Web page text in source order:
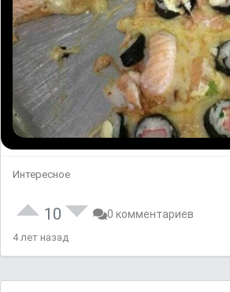
Интересное
10 0 комментариев
4 лет назад